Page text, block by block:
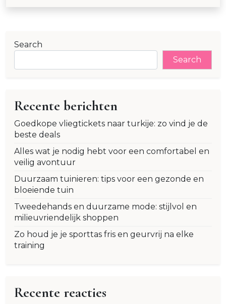
Search
Search
Recente berichten
Goedkope vliegtickets naar turkije: zo vind je de
beste deals
Alles wat je nodig hebt voor een comfortabel en
veilig avontuur
Duurzaam tuinieren: tips voor een gezonde en
bloeiende tuin
Tweedehands en duurzame mode: stijlvol en
milieuvriendelijk shoppen
Zo houd je je sporttas fris en geurvrij na elke
training
Recente reacties